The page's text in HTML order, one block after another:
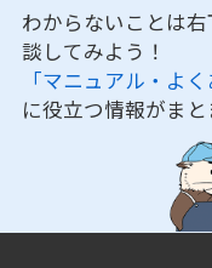
わからないことは
談してみよう！
「マニュアル・よ
に役立つ情報がまと